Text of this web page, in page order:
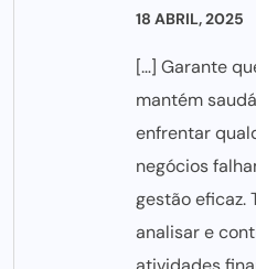
18 ABRIL, 2025
[…] Garante
mantém
enfrentar
negócios
gestão eficaz.
analisar e